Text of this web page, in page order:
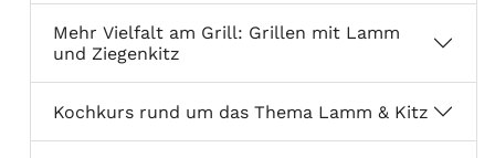
Mehr Vielfalt am Grill: Grillen mit Lamm
und Ziegenkitz
Kochkurs rund um das Thema Lamm & Kitz